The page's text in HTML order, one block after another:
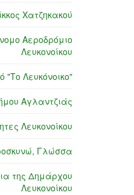
Χατζηκακού
Αεροδρόμιο
Λευκονοίκου
"Το Λευκόνοικο"
Αγλαντζιάς
Λευκονοίκου
Γλώσσα
της Δημάρχου
Λευκονοίκου